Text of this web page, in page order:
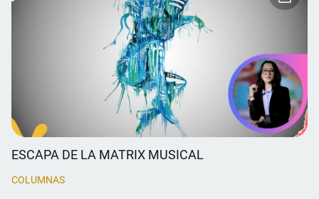
ESCAPA DE LA MATRIX MUSICAL
COLUMNAS